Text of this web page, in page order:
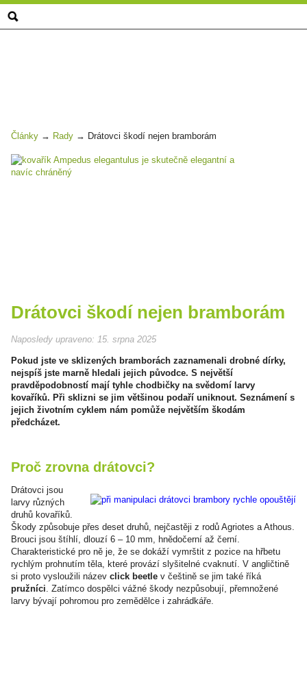
Zahrada
-
Články → Rady → Drátovci škodí nejen bramborám
Drátovci škodí nejen bramborám
Naposledy upraveno: 15. srpna 2025
Pokud jste ve sklizených bramborách zaznamenali drobné dírky,
nejspíš jste marně hledali jejich původce. S největší
pravděpodobností mají tyhle chodbičky na svědomí larvy
kovaříků. Při sklizni se jim většinou podaří uniknout. Seznámení s
jejich životním cyklem nám pomůže největším škodám
předcházet.
Proč zrovna drátovci?
Drátovci jsou
larvy různých
druhů kovaříků.
Škody způsobuje přes deset druhů, nejčastěji z rodů Agriotes a Athous.
Brouci jsou štíhlí, dlouzí 6 – 10 mm, hnědočerní až černí.
Charakteristické pro ně je, že se dokáží vymrštit z pozice na hřbetu
rychlým prohnutím těla, které provází slyšitelné cvaknutí. V angličtině
si proto vysloužili název click beetle v češtině se jim také říká
pružníci. Zatímco dospělci vážné škody nezpůsobují, přemnožené
larvy bývají pohromou pro zemědělce i zahrádkáře.